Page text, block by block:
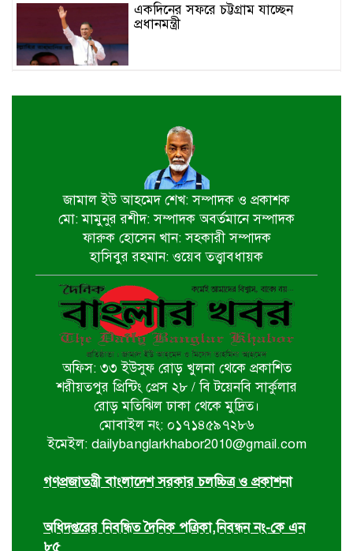
একদিনের সফরে চট্টগ্রাম যাচ্ছেন
প্রধানমন্ত্রী
বিতরণী অনুষ্ঠিত
‘গণমাধ্যম এখনো স্বাধীন নয়’
বাগেরহাটে ডা. শফিকুর রহমান
চিতলমারীতে বিদ্যালয় পরিচালনা
পর্ষদের অভিষেক অনুষ্ঠান
বিশ্বকাপ বাণিজ্যিক স্বত্ব বিতর্কে ক্ষমা
চাইল ফিফা
পশ্চিমবঙ্গে আজান বন্ধে খুলে নেওয়া হচ্ছে
মসজিদের মাইক
র‌্যাব বিলুপ্ত করে আসছে ‘স্পেশাল
জামাল ইউ আহমেদ শেখ: সম্পাদক ও প্রকাশক
মো: মামুনুর রশীদ: সম্পাদক অবর্তমানে সম্পাদক
ফারুক হোসেন খান: সহকারী সম্পাদক
হাসিবুর রহমান: ওয়েব তত্ত্বাবধায়ক
অফিস: ৩৩ ইউসুফ রোড় খুলনা থেকে প্রকাশিত
শরীয়তপুর প্রিন্টিং প্রেস ২৮ / বি টয়েনবি সার্কুলার
রোড় মতিঝিল ঢাকা থেকে মুদ্রিত।
মোবাইল নং: ০১৭১৪৫৯৭২৮৬
ইমেইল: dailybanglarkhabor2010@gmail.com
গণপ্রজাতন্ত্রী বাংলাদেশ সরকার চলচ্চিত্র ও প্রকাশনা
অধিদপ্তরের নিবন্ধিত দৈনিক পত্রিকা,নিবন্ধন নং-কে এন
৮৫